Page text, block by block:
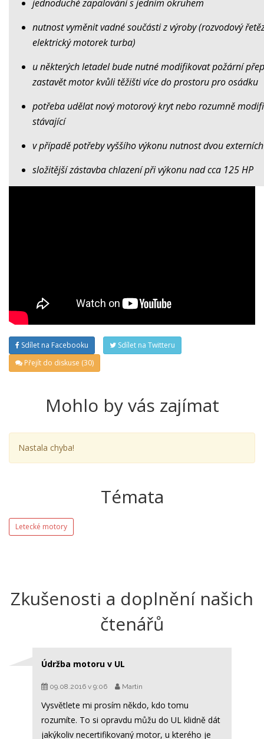
jednoduché zapalování s jedním okruhem
nutnost vyměnit vadné součásti z výroby (rozvodový
elektrický motorek turba)
u některých letadel bude nutné modifikovat požární
zastavět motor kvůli těžišti více do prostoru pro osádku
potřeba udělat nový motorový kryt nebo rozumně
stávající
v případě potřeby vyššího výkonu nutnost dvou
složitější zástavba chlazení při výkonu nad cca 125 HP
Sdílet na Facebooku
Sdílet na Twitteru
Přejít do diskuse (30)
Mohlo by vás zajímat
Nastala chyba!
Témata
Letecké motory
Zkušenosti a doplnění našich
čtenářů
Údržba motoru v UL
09.08.2016 v 9:06 Martin
Vysvětlete mi prosím někdo, kdo tomu
rozumíte. To si opravdu můžu do UL klidně dát
jakýkoliv necertifikovaný motor, u kterého je